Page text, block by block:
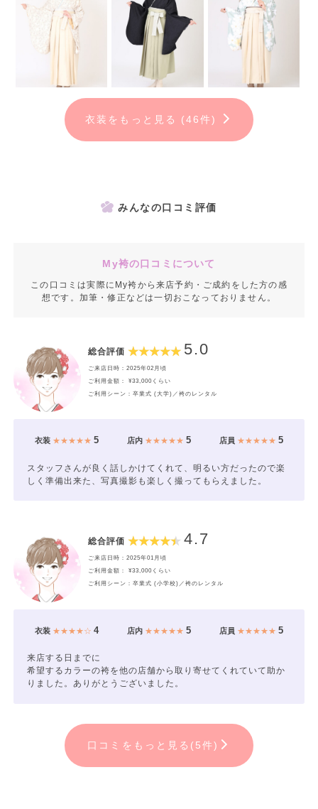
衣装をもっと見る (46件)
みんなの口コミ評価
My袴の口コミについて
この口コミは実際にMy袴から来店予約・ご成約をした方の感
想です。加筆・修正などは一切おこなっておりません。
総合評価 5.0
ご来店日時：2025年02月頃
ご利用金額： ¥33,000くらい
ご利用シーン：卒業式 (大学)／袴のレンタル
衣装★★★★★ 5 店内★★★★★ 5 店員 ★★★★★5
スタッフさんが良く話しかけてくれて、明るい方だったので楽
しく準備出来た、写真撮影も楽しく撮ってもらえました。
総合評価 4.7
ご来店日時：2025年01月頃
ご利用金額： ¥33,000くらい
ご利用シーン：卒業式 (小学校)／袴のレンタル
衣装★★★★☆ 4 店内★★★★★ 5 店員 ★★★★★5
来店する日までに
希望するカラーの袴を他の店舗から取り寄せてくれていて助か
りました。ありがとうございました。
口コミをもっと見る(5件)